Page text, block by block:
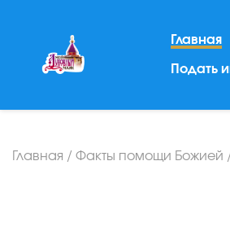
Главная
Подать
Главная / Факты помощи Божией